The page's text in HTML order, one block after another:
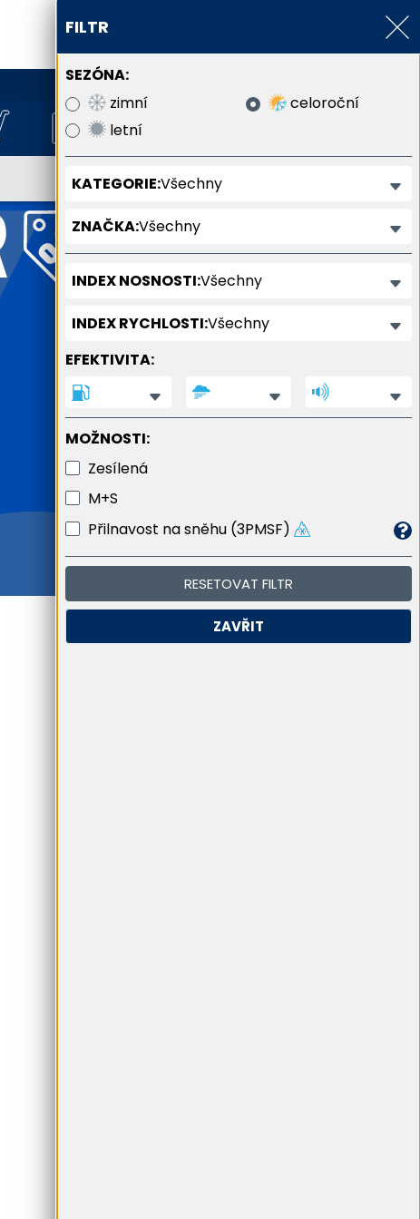
800 800 900
FILTR
SEZÓNA:
zimní
letní
celoroční
KATEGORIE:Všechny
ZNAČKA:Všechny
INDEX NOSNOSTI:Všechny
INDEX RYCHLOSTI:Všechny
EFEKTIVITA:
MOŽNOSTI:
Zesílená
M+S
Přilnavost na sněhu (3PMSF)
RESETOVAT FILTR
ZAVŘIT